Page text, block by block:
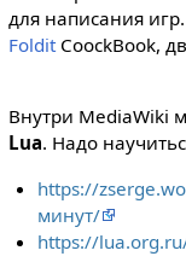
для написания
FolditCoockBook,
Внутри MediaWiki
Lua. Надо
https://
минут/
https://